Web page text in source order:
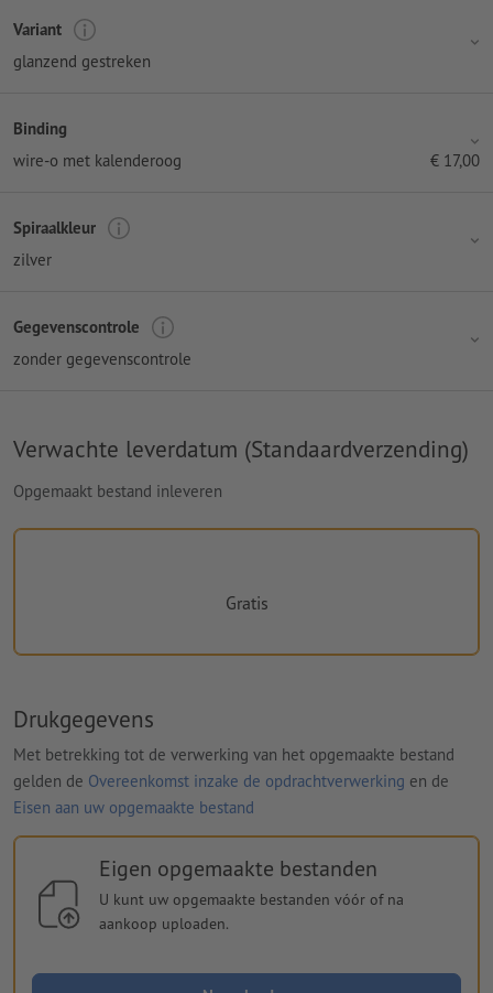
Variant
glanzend gestreken
Binding
wire-o met kalenderoog
€ 17,00
Spiraalkleur
zilver
Gegevenscontrole
zonder gegevenscontrole
Verwachte leverdatum (Standaardverzending)
Opgemaakt bestand inleveren
Gratis
Drukgegevens
Met betrekking tot de verwerking van het opgemaakte bestand
gelden de Overeenkomst inzake de opdrachtverwerking en de
Eisen aan uw opgemaakte bestand
Eigen opgemaakte bestanden
U kunt uw opgemaakte bestanden vóór of na
aankoop uploaden.